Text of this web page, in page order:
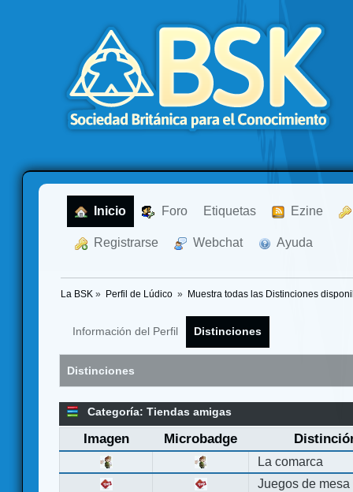
Inicio Foro Etiquetas Ezine
Registrarse Webchat Ayuda
La BSK » Perfil de Lúdico » Muestra todas las Distinciones
Información del Perfil Distinciones
Distinciones
Categoría: Tiendas amigas
Imagen Microbadge
La comarca
Juegos de mesa